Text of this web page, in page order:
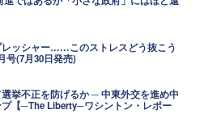
ッシャー……このストレスどう抜こう
号(7月30日発売)
挙不正を防げるか ─ 中東外交を進め中
【─The Liberty─ワシントン・レポー